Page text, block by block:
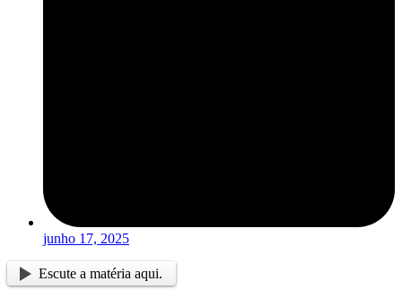
junho 17, 2025
Escute a matéria aqui.